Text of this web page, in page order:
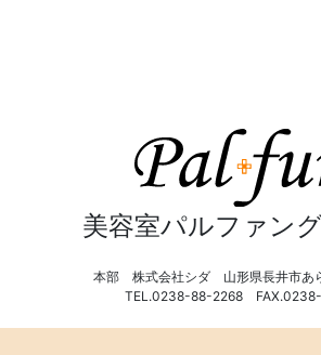
美容室パルファン
本部 株式会社シダ 山形県長井市あ
TEL.0238-88-2268